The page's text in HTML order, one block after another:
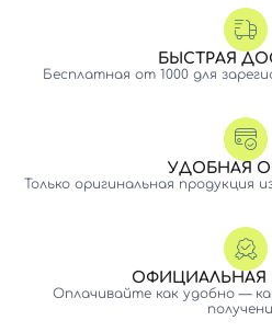
БЫСТРАЯ
Бесплатная от 1000 для
УДОБНАЯ
Только оригинальная продукция
ОФИЦИАЛЬНАЯ
Оплачивайте как удобно —